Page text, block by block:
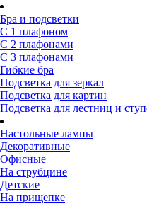
Бра и подсветки
С 1 плафоном
С 2 плафонами
С 3 плафонами
Гибкие бра
Подсветка для зеркал
Подсветка для картин
Подсветка для лестниц и
Настольные лампы
Декоративные
Офисные
На струбцине
Детские
На прищепке